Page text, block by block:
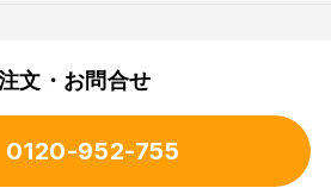
文・お問合せ
0120-952-755